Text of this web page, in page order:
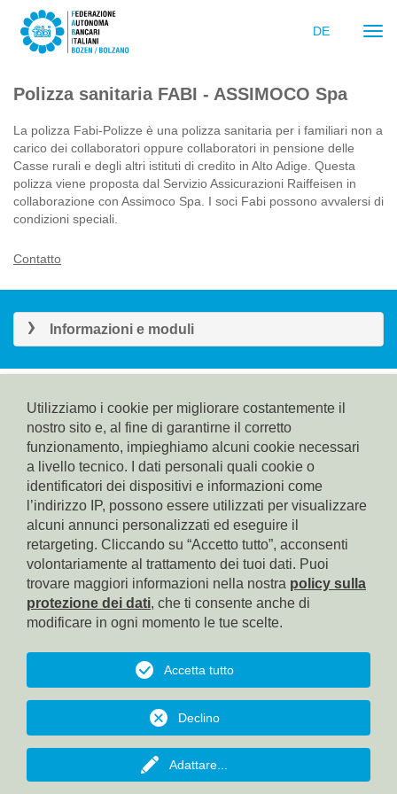
DE
Polizza sanitaria FABI - ASSIMOCO Spa
La polizza Fabi-Polizze è una polizza sanitaria per i familiari non a
carico dei collaboratori oppure collaboratori in pensione delle
Casse rurali e degli altri istituti di credito in Alto Adige. Questa
polizza viene proposta dal Servizio Assicurazioni Raiffeisen in
collaborazione con Assimoco Spa. I soci Fabi possono avvalersi di
condizioni speciali.
Contatto
Informazioni e moduli
HOMEPAGE
IMPRINT
PRIVACY
0471/971825, e-mail: sab.bz@fabibz.it, Pec: fabibz@pec.poste.it
Web by
KONVERTO AG
Utilizziamo i cookie per migliorare costantemente il
nostro sito e, al fine di garantirne il corretto
funzionamento, impieghiamo alcuni cookie necessari
a livello tecnico. I dati personali quali cookie o
identificatori dei dispositivi e informazioni come
l’indirizzo IP, possono essere utilizzati per visualizzare
alcuni annunci personalizzati ed eseguire il
retargeting. Cliccando su “Accetto tutto”, acconsenti
volontariamente al trattamento dei tuoi dati. Puoi
trovare maggiori informazioni nella nostra policy sulla
protezione dei dati, che ti consente anche di
modificare in ogni momento le tue scelte.
Adattare
Declino
Accetta tutto